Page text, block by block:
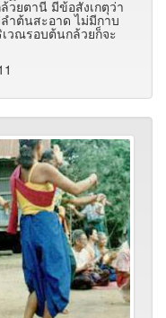
วยตานี มีข้อสังเกตุว่า
ำต้นสะอาด ไม่มีกาบ
วณรอบต้นกล้วยก็จะ